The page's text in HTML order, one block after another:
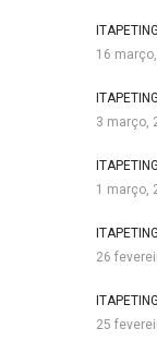
16
3 março,
1 março,
26
25